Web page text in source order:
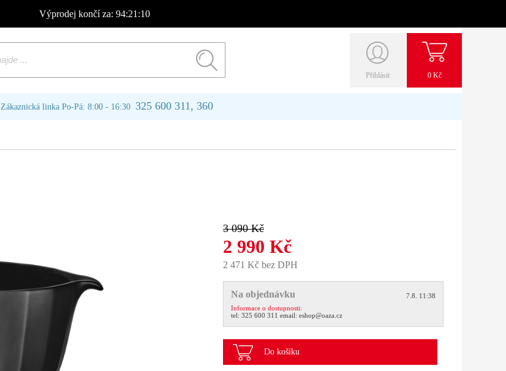
Výprodej končí za: 94:21:09
Přihlásit 0 Kč
Zákaznická linka Po-Pá: 8:00 - 16:30 325 600 311, 360
3 090 Kč
2 990 Kč
2 471 Kč bez DPH
Na objednávku
7.8. 11:38
Informace o dostupnosti:
tel: 325 600 311 email: eshop@oaza.cz
Do košíku